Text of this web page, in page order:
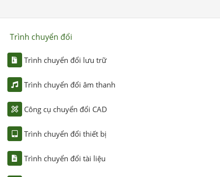
Trình chuyển đổi
Trình chuyển đổi lưu trữ
Trình chuyển đổi âm thanh
Công cụ chuyển đổi CAD
Trình chuyển đổi thiết bị
Trình chuyển đổi tài liệu